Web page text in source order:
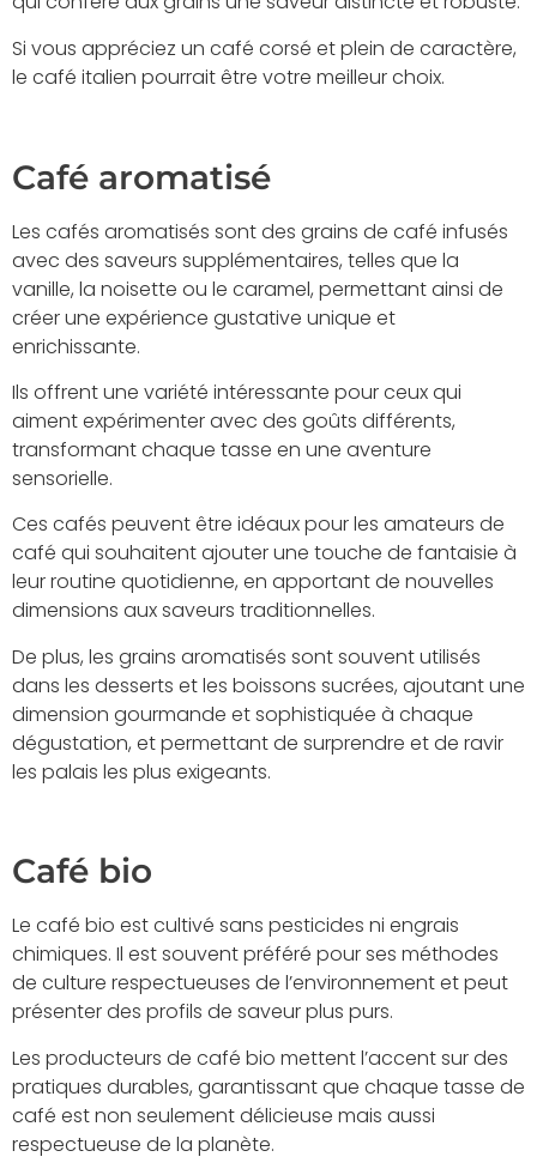
Si vous appréciez un café corsé et plein de caractère,
le café italien pourrait être votre meilleur choix.
Café aromatisé
Les cafés aromatisés sont des grains de café infusés
avec des saveurs supplémentaires, telles que la
vanille, la noisette ou le caramel, permettant ainsi de
créer une expérience gustative unique et
enrichissante.
Ils offrent une variété intéressante pour ceux qui
aiment expérimenter avec des goûts différents,
transformant chaque tasse en une aventure
sensorielle.
Ces cafés peuvent être idéaux pour les amateurs de
café qui souhaitent ajouter une touche de fantaisie à
leur routine quotidienne, en apportant de nouvelles
dimensions aux saveurs traditionnelles.
De plus, les grains aromatisés sont souvent utilisés
dans les desserts et les boissons sucrées, ajoutant une
dimension gourmande et sophistiquée à chaque
dégustation, et permettant de surprendre et de ravir
les palais les plus exigeants.
Café bio
Le café bio est cultivé sans pesticides ni engrais
chimiques. Il est souvent préféré pour ses méthodes
de culture respectueuses de l’environnement et peut
présenter des profils de saveur plus purs.
Les producteurs de café bio mettent l’accent sur des
pratiques durables, garantissant que chaque tasse de
café est non seulement délicieuse mais aussi
respectueuse de la planète.